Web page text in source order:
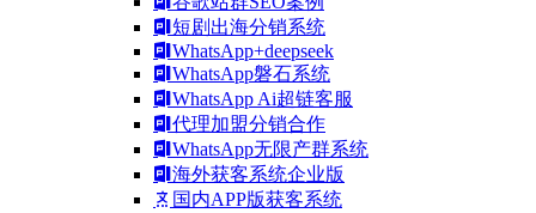
短剧出海分销系统
WhatsApp+deepseek
WhatsApp磐石系统
WhatsApp Ai超链客服
代理加盟分销合作
WhatsApp无限产群系统
海外获客系统企业版
国内APP版获客系统